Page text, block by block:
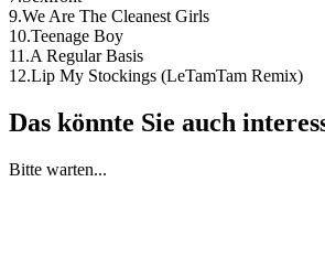
9.We Are The Cleanest Girls
10.Teenage Boy
11.A Regular Basis
12.Lip My Stockings (LeTamTam Remix)
Das könnte Sie auch
Bitte warten...